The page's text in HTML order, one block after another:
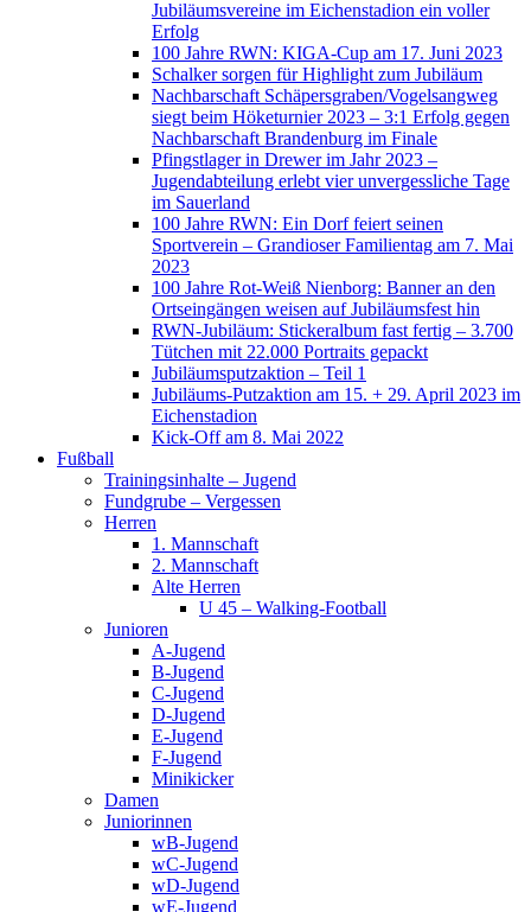
Jubiläumsvereine im Eichenstadion ein voller
Erfolg
100 Jahre RWN: KIGA-Cup am 17. Juni 2023
Schalker sorgen für Highlight zum Jubiläum
Nachbarschaft Schäpersgraben/Vogelsangweg
siegt beim Höketurnier 2023 – 3:1 Erfolg gegen
Nachbarschaft Brandenburg im Finale
Pfingstlager in Drewer im Jahr 2023 –
Jugendabteilung erlebt vier unvergessliche Tage
im Sauerland
100 Jahre RWN: Ein Dorf feiert seinen
Sportverein – Grandioser Familientag am 7. Mai
2023
100 Jahre Rot-Weiß Nienborg: Banner an den
Ortseingängen weisen auf Jubiläumsfest hin
RWN-Jubiläum: Stickeralbum fast fertig – 3.700
Tütchen mit 22.000 Portraits gepackt
Jubiläumsputzaktion – Teil 1
Jubiläums-Putzaktion am 15. + 29. April 2023 im
Eichenstadion
Kick-Off am 8. Mai 2022
Fußball
Trainingsinhalte – Jugend
Fundgrube – Vergessen
Herren
1. Mannschaft
2. Mannschaft
Alte Herren
U 45 – Walking-Football
Junioren
A-Jugend
B-Jugend
C-Jugend
D-Jugend
E-Jugend
F-Jugend
Minikicker
Damen
Juniorinnen
wB-Jugend
wC-Jugend
wD-Jugend
wE-Jugend